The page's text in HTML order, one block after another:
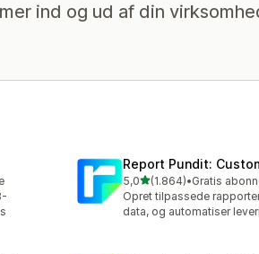
ind og ud af din
Report Pundit:
5,0ud af 5 stjerner
(1.864)
1864 anmeldelser i alt
•
Opret tilpassede
data, og automatiser